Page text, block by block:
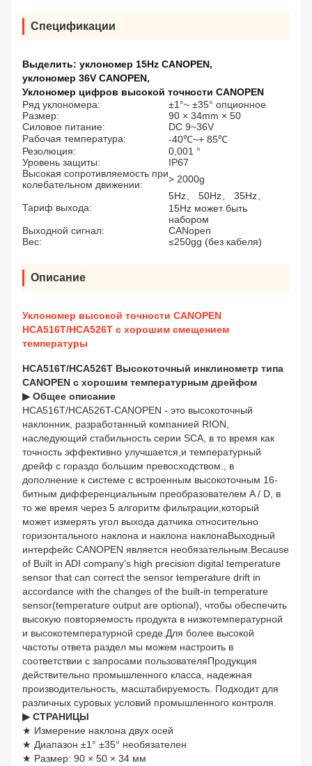
Спецификации
Выделить: уклономер 15Hz CANOPEN,
уклономер 36V CANOPEN,
Уклономер цифров высокой точности CANOPEN
Ряд уклономера:
±1°~ ±35° опционное
Размер:
90 × 34mm × 50
Силовое питание:
DC 9~36V
Рабочая температура:
-40℃~+ 85℃
Резолюция:
0,001 °
Уровень защиты:
IP67
Высокая сопротивляемость при
колебательном движении:
> 2000g
Тариф выхода:
5Hz、 50Hz、 35Hz、
15Hz может быть
набором
Выходной сигнал:
CANopen
Вес:
≤250gg (без кабеля)
Описание
Уклономер высокой точности CANOPEN
HCA516T/HCA526T с хорошим смещением
температуры
HCA516T/HCA526T Высокоточный инклинометр типа
CANOPEN с хорошим температурным дрейфом
▶ Общее описание
HCA516T/HCA526T-CANOPEN - это высокоточный
наклонник, разработанный компанией RION,
наследующий стабильность серии SCA, в то время как
точность эффективно улучшается,и температурный
дрейф с гораздо большим превосходством., в
дополнение к системе с встроенным высокоточным 16-
битным дифференциальным преобразователем A / D, в
то же время через 5 алгоритм фильтрации,который
может измерять угол выхода датчика относительно
горизонтального наклона и наклона наклонаВыходный
интерфейс CANOPEN является необязательным.Because
of Built in ADI company’s high precision digital temperature
sensor that can correct the sensor temperature drift in
accordance with the changes of the built-in temperature
sensor(temperature output are optional), чтобы обеспечить
высокую повторяемость продукта в низкотемпературной
и высокотемпературной среде.Для более высокой
частоты ответа раздел мы можем настроить в
соответствии с запросами пользователяПродукция
действительно промышленного класса, надежная
производительность, масштабируемость. Подходит для
различных суровых условий промышленного контроля.
▶ СТРАНИЦЫ
★ Измерение наклона двух осей
★ Диапазон ±1° ±35° необязателен
★ Размер: 90 × 50 × 34 мм